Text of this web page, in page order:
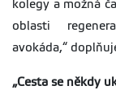
kolegy a možná
oblasti
avokáda,“
„Cesta se někdy